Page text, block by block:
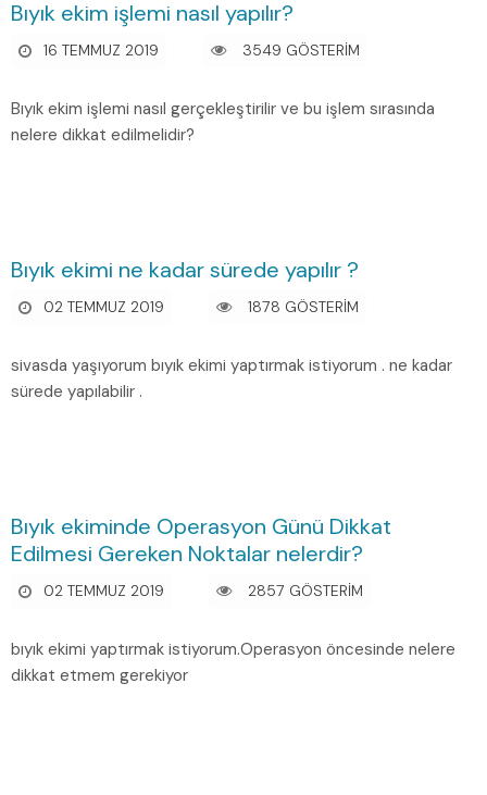
Bıyık ekim işlemi nasıl yapılır?
16 TEMMUZ 2019 3549 GÖSTERİM
Bıyık ekim işlemi nasıl gerçekleştirilir ve bu işlem sırasında
nelere dikkat edilmelidir?
Bıyık ekimi ne kadar sürede yapılır ?
02 TEMMUZ 2019 1878 GÖSTERİM
sivasda yaşıyorum bıyık ekimi yaptırmak istiyorum . ne kadar
sürede yapılabilir .
Bıyık ekiminde Operasyon Günü Dikkat
Edilmesi Gereken Noktalar nelerdir?
02 TEMMUZ 2019 2857 GÖSTERİM
bıyık ekimi yaptırmak istiyorum.Operasyon öncesinde nelere
dikkat etmem gerekiyor